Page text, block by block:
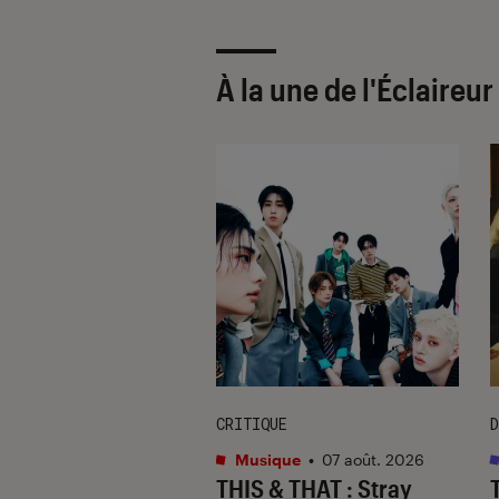
À la une de l'Éclaireur
THIS & THAT: Stray
CRITIQUE
Musique • 07 août. 2026